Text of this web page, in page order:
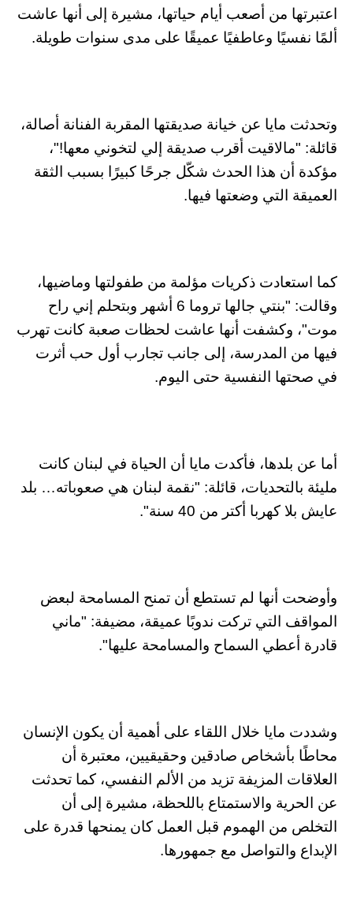
اعتبرتها من أصعب أيام حياتها، مشيرة إلى أنها عاشت
ألمًا نفسيًا وعاطفيًا عميقًا على مدى سنوات طويلة.
وتحدثت مايا عن خيانة صديقتها المقربة الفنانة أصالة،
قائلة: "مالاقيت أقرب صديقة إلي لتخوني معها!"،
مؤكدة أن هذا الحدث شكّل جرحًا كبيرًا بسبب الثقة
العميقة التي وضعتها فيها.
كما استعادت ذكريات مؤلمة من طفولتها وماضيها،
وقالت: "بنتي جالها تروما 6 أشهر وبتحلم إني راح
موت"، وكشفت أنها عاشت لحظات صعبة كانت تهرب
فيها من المدرسة، إلى جانب تجارب أول حب أثرت
في صحتها النفسية حتى اليوم.
أما عن بلدها، فأكدت مايا أن الحياة في لبنان كانت
مليئة بالتحديات، قائلة: "نقمة لبنان هي صعوباته… بلد
عايش بلا كهربا أكتر من 40 سنة".
وأوضحت أنها لم تستطع أن تمنح المسامحة لبعض
المواقف التي تركت ندوبًا عميقة، مضيفة: "ماني
قادرة أعطي السماح والمسامحة عليها".
وشددت مايا خلال اللقاء على أهمية أن يكون الإنسان
محاطًا بأشخاص صادقين وحقيقيين، معتبرة أن
العلاقات المزيفة تزيد من الألم النفسي، كما تحدثت
عن الحرية والاستمتاع باللحظة، مشيرة إلى أن
التخلص من الهموم قبل العمل كان يمنحها قدرة على
الإبداع والتواصل مع جمهورها.